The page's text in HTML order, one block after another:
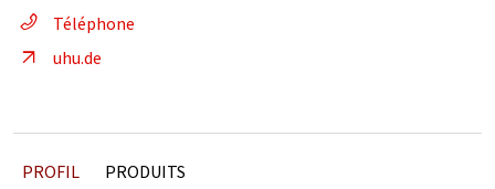
Téléphone
uhu.de
PROFIL PRODUITS